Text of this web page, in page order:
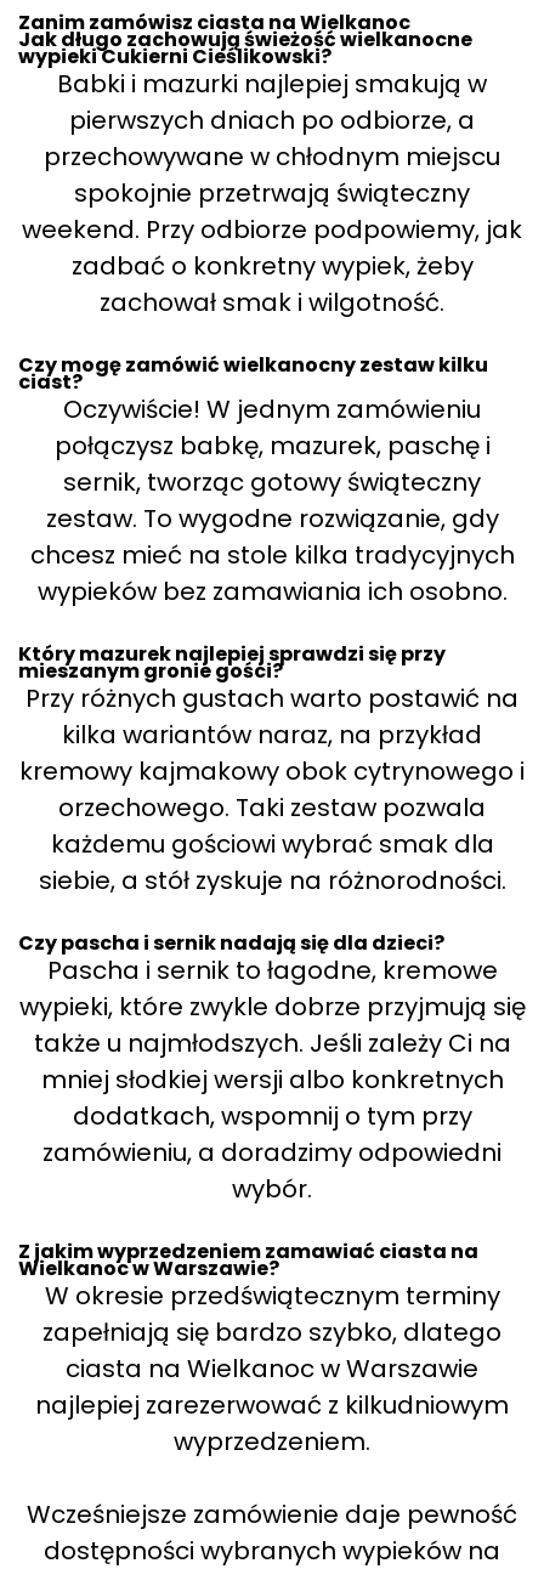
Zanim zamówisz ciasta na Wielkanoc
Jak długo zachowują świeżość wielkanocne
wypieki Cukierni Cieślikowski?
Babki i mazurki najlepiej smakują w
pierwszych dniach po odbiorze, a
przechowywane w chłodnym miejscu
spokojnie przetrwają świąteczny
weekend. Przy odbiorze podpowiemy, jak
zadbać o konkretny wypiek, żeby
zachował smak i wilgotność.
Czy mogę zamówić wielkanocny zestaw kilku
ciast?
Oczywiście! W jednym zamówieniu
połączysz babkę, mazurek, paschę i
sernik, tworząc gotowy świąteczny
zestaw. To wygodne rozwiązanie, gdy
chcesz mieć na stole kilka tradycyjnych
wypieków bez zamawiania ich osobno.
Który mazurek najlepiej sprawdzi się przy
mieszanym gronie gości?
Przy różnych gustach warto postawić na
kilka wariantów naraz, na przykład
kremowy kajmakowy obok cytrynowego i
orzechowego. Taki zestaw pozwala
każdemu gościowi wybrać smak dla
siebie, a stół zyskuje na różnorodności.
Czy pascha i sernik nadają się dla dzieci?
Pascha i sernik to łagodne, kremowe
wypieki, które zwykle dobrze przyjmują się
także u najmłodszych. Jeśli zależy Ci na
mniej słodkiej wersji albo konkretnych
dodatkach, wspomnij o tym przy
zamówieniu, a doradzimy odpowiedni
wybór.
Z jakim wyprzedzeniem zamawiać ciasta na
Wielkanoc w Warszawie?
W okresie przedświątecznym terminy
zapełniają się bardzo szybko, dlatego
ciasta na Wielkanoc w Warszawie
najlepiej zarezerwować z kilkudniowym
wyprzedzeniem.
Wcześniejsze zamówienie daje pewność
dostępności wybranych wypieków na